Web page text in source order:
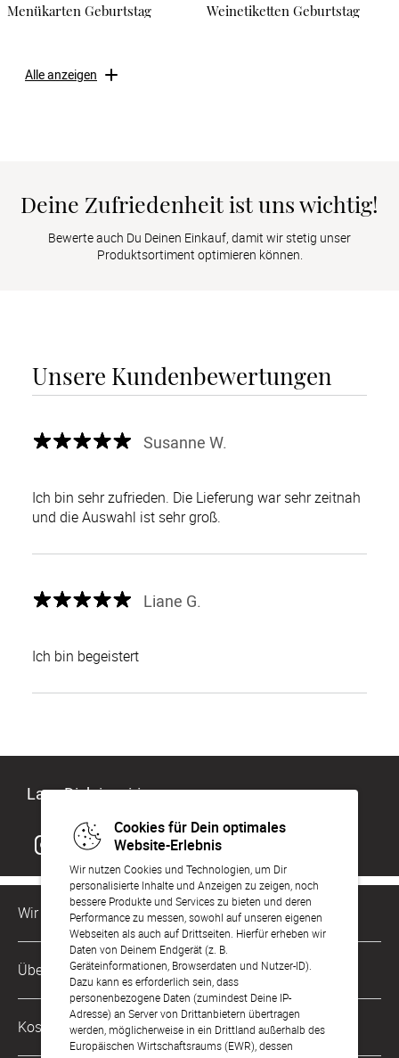
Cookies für Dein optimales
Website-Erlebnis
Wir nutzen Cookies und Technologien, um Dir
personalisierte Inhalte und Anzeigen zu zeigen, noch
bessere Produkte und Services zu bieten und deren
Performance zu messen, sowohl auf unseren eigenen
Webseiten als auch auf Drittseiten. Hierfür erheben wir
Daten von Deinem Endgerät (z. B.
Geräteinformationen, Browserdaten und Nutzer-ID).
Dazu kann es erforderlich sein, dass
personenbezogene Daten (zumindest Deine IP-
Adresse) an Server von Drittanbietern übertragen
werden, möglicherweise in ein Drittland außerhalb des
Europäischen Wirtschaftsraums (EWR), dessen
Menükarten Geburtstag Weinetiketten Geburtstag
Alle anzeigen
Deine Zufriedenheit ist uns wichtig!
Bewerte auch Du Deinen Einkauf, damit wir stetig unser
Produktsortiment optimieren können.
Unsere Kundenbewertungen
Susanne W.
Ich bin sehr zufrieden. Die Lieferung war sehr zeitnah
und die Auswahl ist sehr groß.
Liane G.
Ich bin begeistert
Lass Dich inspirieren
Wir sind für Dich da
Kundenservice-Hotline
0221 956 725 10
Mo. - Fr. von 9 bis 17 Uhr
kontakt@sendmoments.de
Über Uns
Philosophie
Karriere
Kostenlose Services